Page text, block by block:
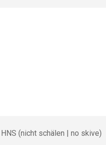
(nicht schälen | no skive)